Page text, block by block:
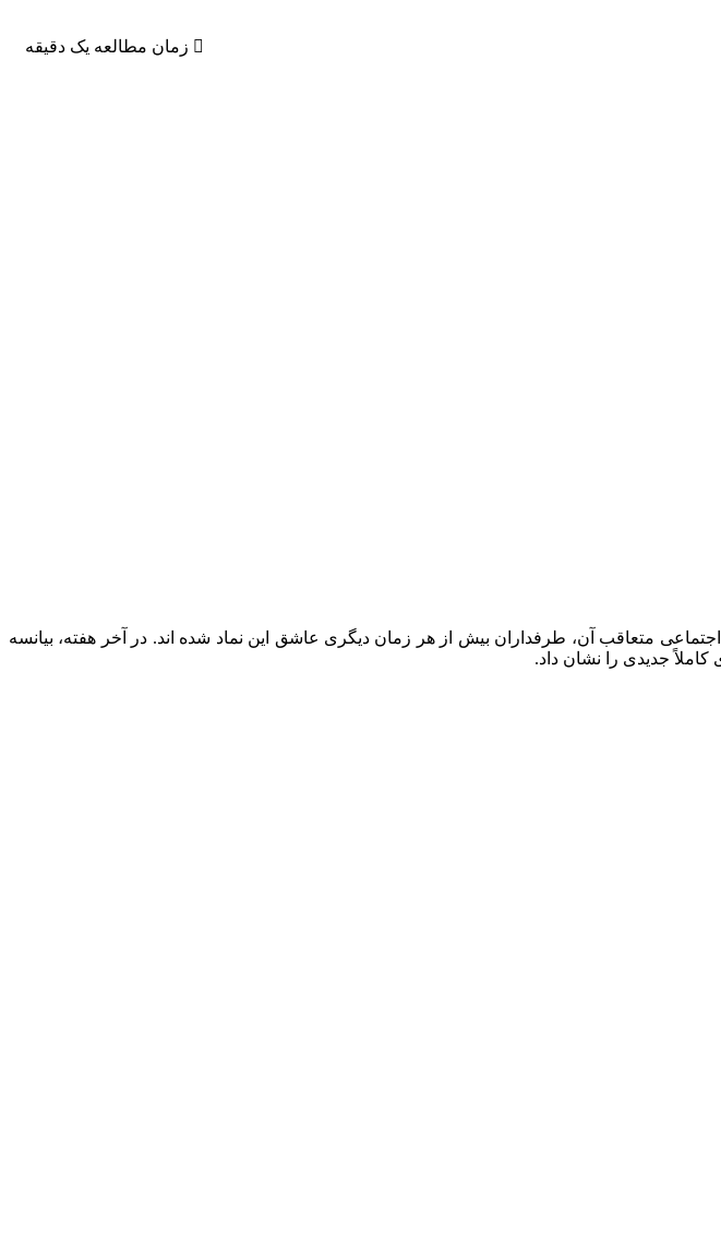
زمان مطالعه یک دقیقه
و شبکه‌ های اجتماعی متعاقب آن، طرفداران بیش از هر زمان دیگری عاشق این نماد شده‌ اند. در آخر هفته، بیانسه
جدیدی را نشان داد.